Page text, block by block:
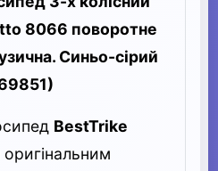
8066 поворотне
Синьо-сірий
BestTrike